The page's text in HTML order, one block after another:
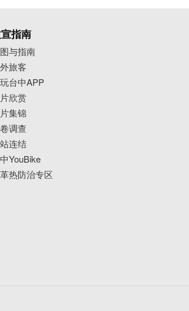
指南
与指南
旅客
台中APP
欣赏
集锦
调查
连结
YouBike
热防治专区